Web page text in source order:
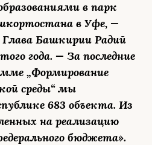
в парк
в Уфе, —
Глава Башкирии Радий
года. — За последние
„Формирование
среды“ мы
683 объекта. Из
на реализацию
бюджета».